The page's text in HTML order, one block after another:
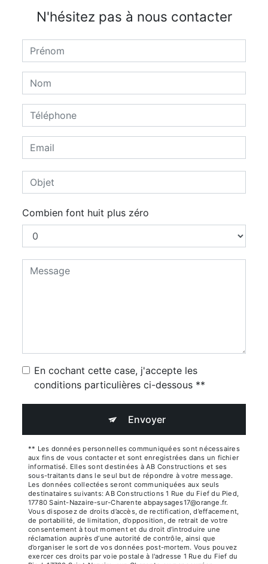
N'hésitez pas à nous contacter
Combien font huit plus zéro
En cochant cette case, j'accepte les
conditions particulières ci-dessous **
Envoyer
** Les données personnelles communiquées sont nécessaires
aux fins de vous contacter et sont enregistrées dans un fichier
informatisé. Elles sont destinées à AB Constructions et ses
sous-traitants dans le seul but de répondre à votre message.
Les données collectées seront communiquées aux seuls
destinataires suivants: AB Constructions 1 Rue du Fief du Pied,
17780 Saint-Nazaire-sur-Charente abpaysages17@orange.fr.
Vous disposez de droits d’accès, de rectification, d’effacement,
de portabilité, de limitation, d’opposition, de retrait de votre
consentement à tout moment et du droit d’introduire une
réclamation auprès d’une autorité de contrôle, ainsi que
d’organiser le sort de vos données post-mortem. Vous pouvez
exercer ces droits par voie postale à l'adresse 1 Rue du Fief du